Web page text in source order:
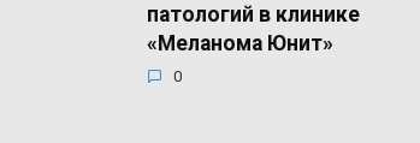
патологий в клинике
«Меланома Юнит»
0